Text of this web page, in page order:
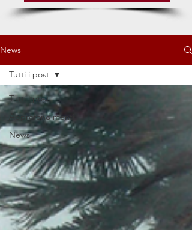
News
Tutti i post
Approfondimenti
News
Tutti i post